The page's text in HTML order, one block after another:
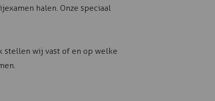
halen. Onze speciaal
stellen wij vast of en op welke